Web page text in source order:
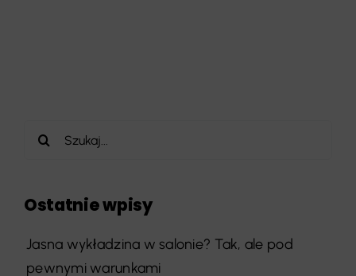
Szukaj
Ostatnie wpisy
Jasna wykładzina w salonie? Tak, ale pod
pewnymi warunkami